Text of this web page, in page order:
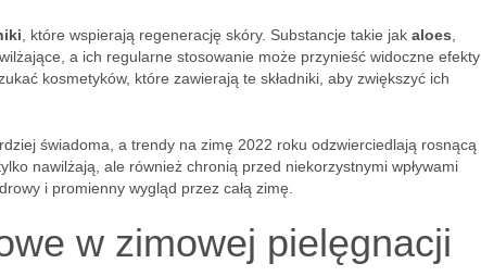
, które wspierają regenerację skóry. Substancje takie jak aloes
a ich regularne stosowanie może przynieść widoczne efekty
kosmetyków, które zawierają te składniki, aby zwiększyć ich
świadoma, a trendy na zimę 2022 roku odzwierciedlają rosnącą
nawilżają, ale również chronią przed niekorzystnymi wpływami
i promienny wygląd przez całą zimę.
w zimowej pielęgnacji